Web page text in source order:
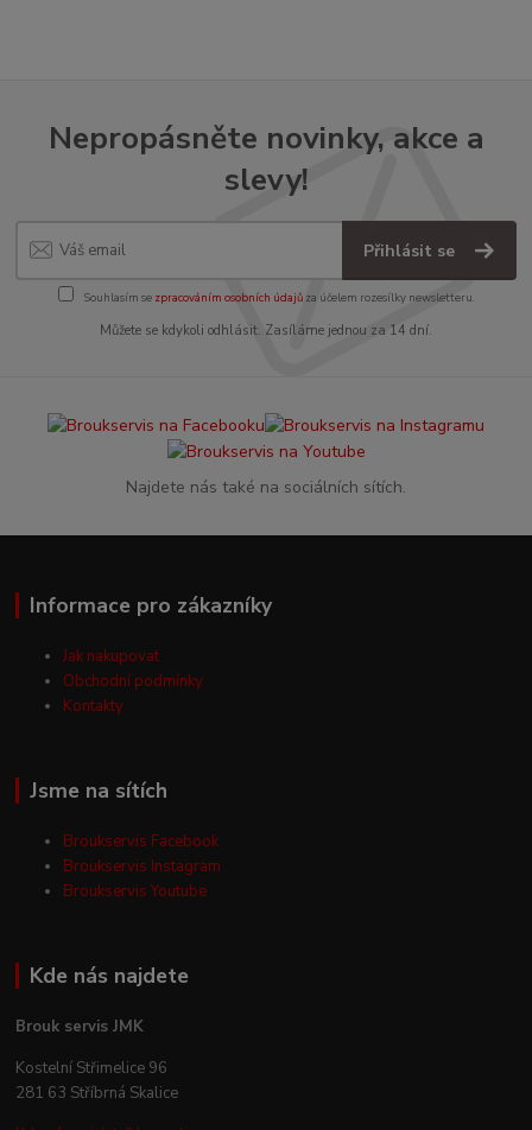
Nepropásněte novinky, akce a
slevy!
Přihlásit se
Souhlasím se zpracováním osobních údajůza účelem rozesílky newsletteru.
Můžete se kdykoli odhlásit. Zasíláme jednou za 14 dní.
Najdete nás také na sociálních sítích.
Informace pro zákazníky
Jak nakupovat
Obchodní podmínky
Kontakty
Jsme na sítích
Broukservis Facebook
Broukservis Instagram
Broukservis Youtube
Kde nás najdete
Brouk servis JMK
Kostelní Střimelice 96
281 63 Stříbrná Skalice